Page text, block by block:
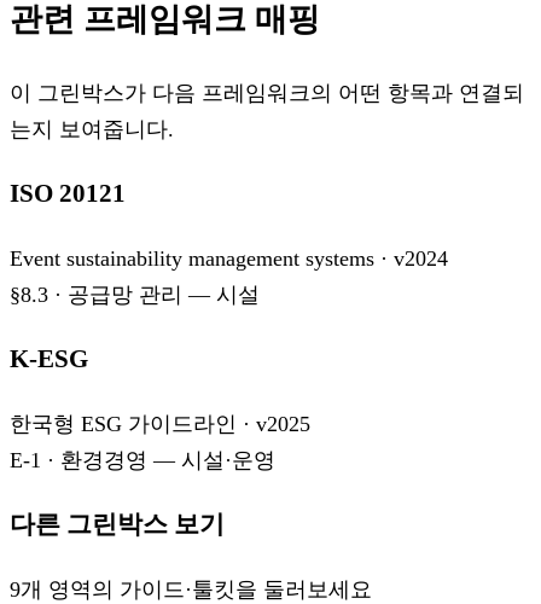
관련 프레임워크 매핑
이 그린박스가 다음 프레임워크의 어떤 항목과 연결되
는지 보여줍니다.
ISO 20121
Event sustainability management systems · v2024
§8.3 · 공급망 관리 — 시설
K-ESG
한국형 ESG 가이드라인 · v2025
E-1 · 환경경영 — 시설·운영
다른 그린박스 보기
9개 영역의 가이드·툴킷을 둘러보세요